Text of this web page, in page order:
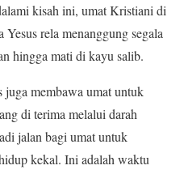
kisah ini, umat Kristiani di
rela menanggung segala
hingga mati di kayu salib.
juga membawa umat untuk
di terima melalui darah
jalan bagi umat untuk
kekal. Ini adalah waktu